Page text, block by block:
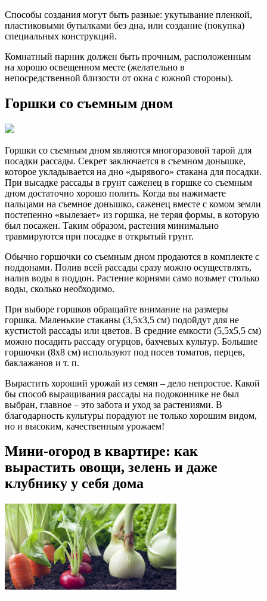
Способы создания могут быть разные: укутывание пленкой,
пластиковыми бутылками без дна, или создание (покупка)
специальных конструкций.
Комнатный парник должен быть прочным, расположенным
на хорошо освещенном месте (желательно в
непосредственной близости от окна с южной стороны).
Горшки со съемным дном
Горшки со съемным дном являются многоразовой тарой для
посадки рассады. Секрет заключается в съемном донышке,
которое укладывается на дно «дырявого» стакана для посадки.
При высадке рассады в грунт саженец в горшке со съемным
дном достаточно хорошо полить. Когда вы нажимаете
пальцами на съемное донышко, саженец вместе с комом земли
постепенно «вылезает» из горшка, не теряя формы, в которую
был посажен. Таким образом, растения минимально
травмируются при посадке в открытый грунт.
Обычно горшочки со съемным дном продаются в комплекте с
поддонами. Полив всей рассады сразу можно осуществлять,
налив воды в поддон. Растение корнями само возьмет столько
воды, сколько необходимо.
При выборе горшков обращайте внимание на размеры
горшка. Маленькие стаканы (3,5х3,5 см) подойдут для не
кустистой рассады или цветов. В средние емкости (5,5х5,5 см)
можно посадить рассаду огурцов, бахчевых культур. Большие
горшочки (8х8 см) используют под посев томатов, перцев,
баклажанов и т. п.
Вырастить хороший урожай из семян – дело непростое. Какой
бы способ выращивания рассады на подоконнике не был
выбран, главное – это забота и уход за растениями. В
благодарность культуры порадуют не только хорошим видом,
но и высоким, качественным урожаем!
Мини-огород в квартире: как
вырастить овощи, зелень и даже
клубнику у себя дома